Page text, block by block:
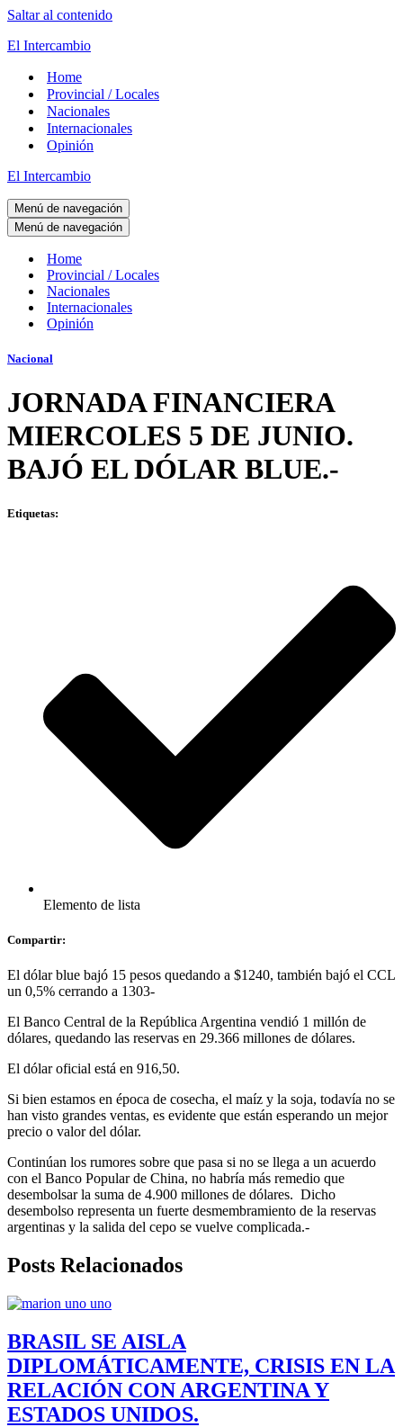
Saltar al contenido
El Intercambio
Home
Provincial / Locales
Nacionales
Internacionales
Opinión
El Intercambio
Menú de navegación
Menú de navegación
Home
Provincial / Locales
Nacionales
Internacionales
Opinión
Nacional
JORNADA FINANCIERA
MIERCOLES 5 DE JUNIO.
BAJÓ EL DÓLAR BLUE.-
Etiquetas:
Elemento de lista
Compartir:
El dólar blue bajó 15 pesos quedando a $1240, también bajó el CCL
un 0,5% cerrando a 1303-
El Banco Central de la República Argentina vendió 1 millón de
dólares, quedando las reservas en 29.366 millones de dólares.
El dólar oficial está en 916,50.
Si bien estamos en época de cosecha, el maíz y la soja, todavía no se
han visto grandes ventas, es evidente que están esperando un mejor
precio o valor del dólar.
Continúan los rumores sobre que pasa si no se llega a un acuerdo
con el Banco Popular de China, no habría más remedio que
desembolsar la suma de 4.900 millones de dólares. Dicho
desembolso representa un fuerte desmembramiento de la reservas
argentinas y la salida del cepo se vuelve complicada.-
Posts Relacionados
BRASIL SE AISLA
DIPLOMÁTICAMENTE, CRISIS EN LA
RELACIÓN CON ARGENTINA Y
ESTADOS UNIDOS.